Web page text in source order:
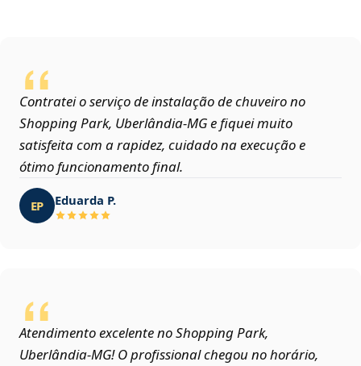
Contratei o serviço de instalação de chuveiro no
Shopping Park, Uberlândia‑MG e fiquei muito
satisfeita com a rapidez, cuidado na execução e
ótimo funcionamento final.
EP Eduarda P.
Atendimento excelente no Shopping Park,
Uberlândia‑MG! O profissional chegou no horário,